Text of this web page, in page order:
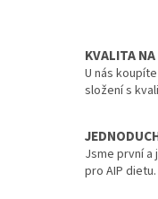
KVALITA
U nás
složení s
Jsme první
pro AIP dietu.